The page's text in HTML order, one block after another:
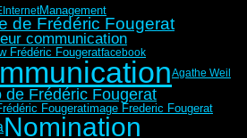
InternetManagement
de Frédéric Fougerat
communication
Frédéric Fougeratfacebook
Agathe Weil
de Frédéric Fougerat
Fougeratimage Frederic Fougerat
Nomination